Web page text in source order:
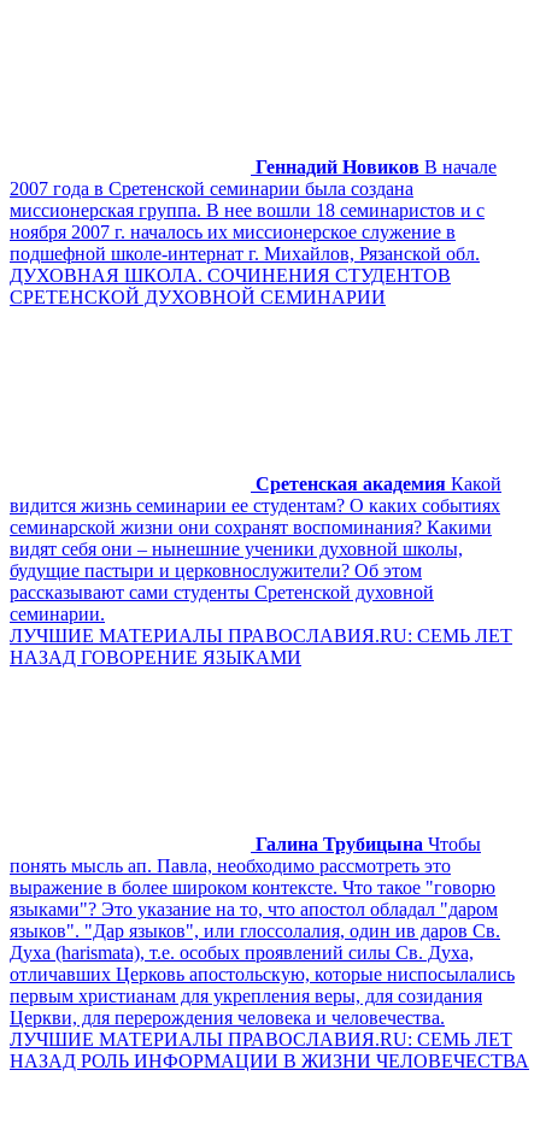
Геннадий Новиков В начале
2007 года в Сретенской семинарии была создана
миссионерская группа. В нее вошли 18 семинаристов и с
ноября 2007 г. началось их миссионерское служение в
подшефной школе-интернат г. Михайлов, Рязанской обл.
ДУХОВНАЯ ШКОЛА. СОЧИНЕНИЯ СТУДЕНТОВ
СРЕТЕНСКОЙ ДУХОВНОЙ СЕМИНАРИИ
Сретенская академия Какой
видится жизнь семинарии ее студентам? О каких событиях
семинарской жизни они сохранят воспоминания? Какими
видят себя они – нынешние ученики духовной школы,
будущие пастыри и церковнослужители? Об этом
рассказывают сами студенты Сретенской духовной
семинарии.
ЛУЧШИЕ МАТЕРИАЛЫ ПРАВОСЛАВИЯ.RU: СЕМЬ ЛЕТ
НАЗАД ГОВОРЕНИЕ ЯЗЫКАМИ
Галина Трубицына Чтобы
понять мысль ап. Павла, необходимо рассмотреть это
выражение в более широком контексте. Что такое "говорю
языками"? Это указание на то, что апостол обладал "даром
языков". "Дар языков", или глоссолалия, один ив даров Св.
Духа (harismata), т.е. особых проявлений силы Св. Духа,
отличавших Церковь апостольскую, которые ниспосылались
первым христианам для укрепления веры, для созидания
Церкви, для перерождения человека и человечества.
ЛУЧШИЕ МАТЕРИАЛЫ ПРАВОСЛАВИЯ.RU: СЕМЬ ЛЕТ
НАЗАД РОЛЬ ИНФОРМАЦИИ В ЖИЗНИ ЧЕЛОВЕЧЕСТВА